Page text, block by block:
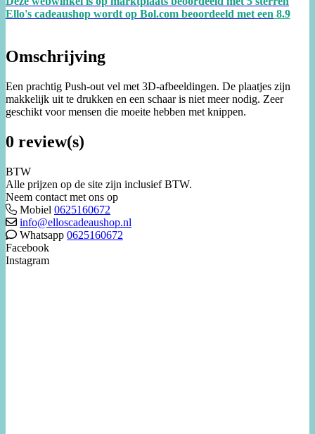
Ello's cadeaushop wordt op Bol.com beoordeeld met een 8.9
Omschrijving
Een prachtig Push-out vel met 3D-afbeeldingen. De plaatjes zijn
makkelijk uit te drukken en een schaar is niet meer nodig. Zeer
geschikt voor mensen die moeite hebben met knippen.
0 review(s)
BTW
Alle prijzen op de site zijn inclusief BTW.
Neem contact met ons op
Mobiel 0625160672
info@elloscadeaushop.nl
Whatsapp 0625160672
Facebook
Instagram